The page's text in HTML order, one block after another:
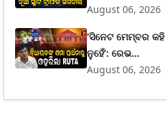
August 06, 2026
‘ସିନେଟ ମେମ୍ବର
ନୁହେଁ’: ରେଭ...
August 06, 2026